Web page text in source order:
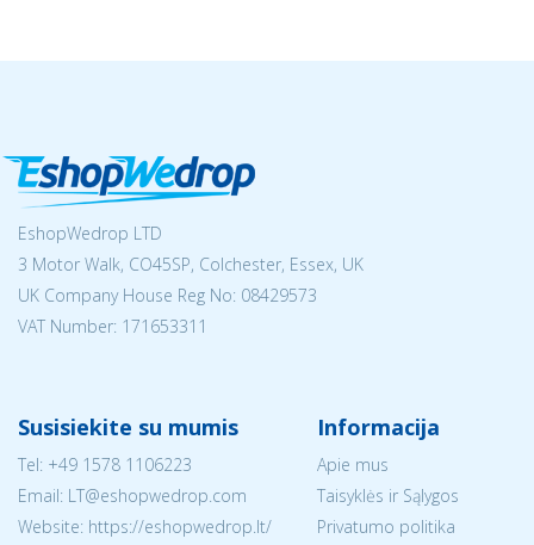
EshopWedrop LTD
3 Motor Walk, CO45SP, Colchester, Essex, UK
UK Company House Reg No: 08429573
VAT Number: 171653311
Susisiekite su mumis
Tel: +49 1578 1106223
Email: LT@eshopwedrop.com
Website: https://eshopwedrop.lt/
Informacija
Apie mus
Taisyklės ir Sąlygos
Privatumo politika